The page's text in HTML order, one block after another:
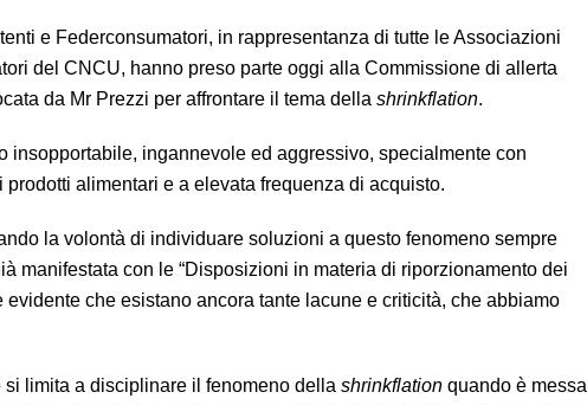
e Federconsumatori, in rappresentanza di tutte le Associazioni
del CNCU, hanno preso parte oggi alla Commissione di allerta
da Mr Prezzi per affrontare il tema della shrinkflation.
insopportabile, ingannevole ed aggressivo, specialmente con
prodotti alimentari e a elevata frequenza di acquisto.
la volontà di individuare soluzioni a questo fenomeno sempre
manifestata con le “Disposizioni in materia di riporzionamento dei
che esistano ancora tante lacune e criticità, che abbiamo
limita a disciplinare il fenomeno della shrinkflation quando è messa